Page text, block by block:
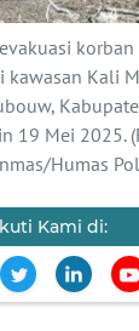
Kali
19 Mei 2025.
Humas
Kami di: